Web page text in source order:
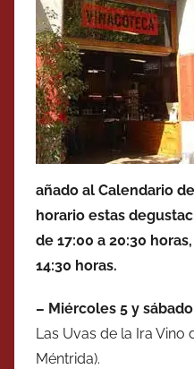
añado al Calendario
horario estas
de 17:00 a 20:30
14:30 horas.
– Miércoles 5 y sábado
Las Uvas de la Ira Vino
Méntrida).